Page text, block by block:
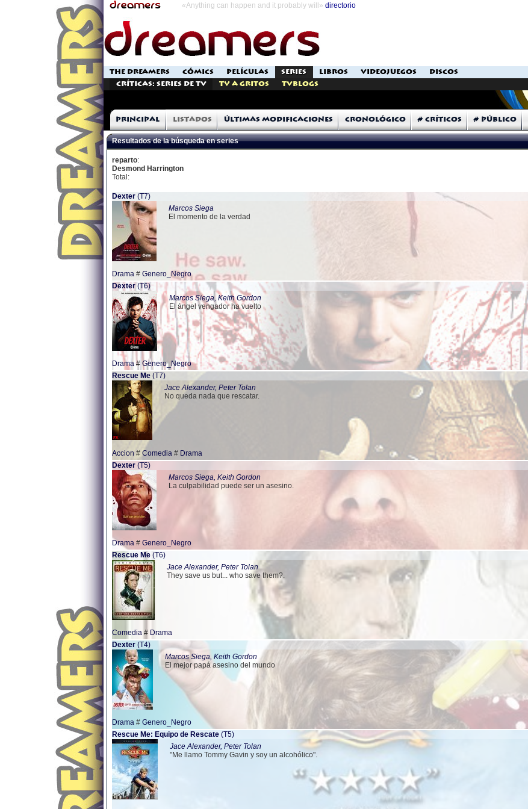
«Anything can happen and it probably will» directorio
THE DREAMERS CÓMICS PELÍCULAS SERIES LIBROS VIDEOJUEGOS
DISCOS
Críticas: Series de TV
TV a Gritos TVblogs
Principal Listados Últimas modificaciones Cronológico # Críticos # Público
Resultados de la búsqueda en series
reparto:
Desmond Harrington
Total:
Dexter (T7)
Marcos Siega
El momento de la verdad
Drama # Genero_Negro
Dexter (T6)
Marcos Siega, Keith Gordon
El ángel vengador ha vuelto
Drama # Genero_Negro
Rescue Me (T7)
Jace Alexander, Peter Tolan
No queda nada que rescatar.
Accion # Comedia # Drama
Dexter (T5)
Marcos Siega, Keith Gordon
La culpabilidad puede ser un asesino.
Drama # Genero_Negro
Rescue Me (T6)
Jace Alexander, Peter Tolan
They save us but... who save them?.
Comedia # Drama
Dexter (T4)
Marcos Siega, Keith Gordon
El mejor papá asesino del mundo
Drama # Genero_Negro
Rescue Me: Equipo de Rescate (T5)
Jace Alexander, Peter Tolan
"Me llamo Tommy Gavin y soy un alcohólico".